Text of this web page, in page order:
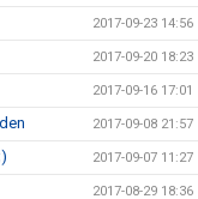
2017-09-23 14:56
2017-09-20 18:23
2017-09-16 17:01
2017-09-08 21:57
2017-09-07 11:27
2017-08-29 18:36